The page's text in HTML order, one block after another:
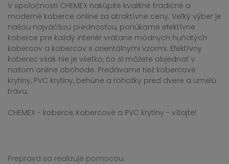
V spoločnosti CHEMEX nakúpite kvalitné tradičné a
moderné koberce online za atraktívne ceny. Veľký výber je
našou najväčšou prednosťou, ponúkame efektívne
koberce pre každý interiér vrátane módnych huňatých
kobercov a kobercov s orientálnymi vzormi. Efektívny
koberec však nie je všetko, čo si môžete objednať v
našom online obchode. Predávame tiež kobercové
krytiny, PVC krytiny, behúne a rohožky pred dvere a umelú
trávu.
CHEMEX - koberce, kobercové a PVC krytiny - vítajte!
Preprava sa realizuje pomocou: